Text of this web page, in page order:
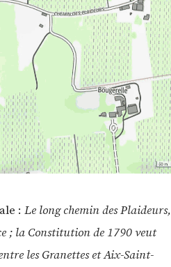
: Le long chemin des Plaideurs,
; la Constitution de 1790 veut
les Granettes et Aix-Saint-